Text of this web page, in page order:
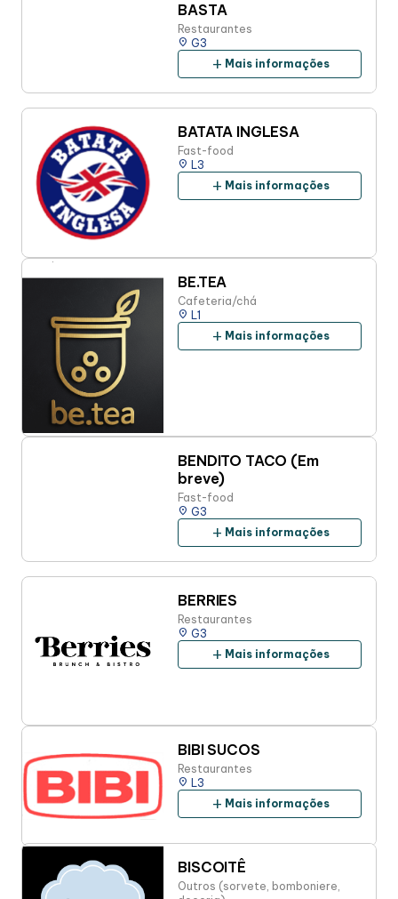
BASTA
Restaurantes
place G3
add Mais informações
BATATA INGLESA
Fast-food
place L3
add Mais informações
BE.TEA
Cafeteria/chá
place L1
add Mais informações
BENDITO TACO (Em
breve)
Fast-food
place G3
add Mais informações
BERRIES
Restaurantes
place G3
add Mais informações
BIBI SUCOS
Restaurantes
place L3
add Mais informações
BISCOITÊ
Outros (sorvete, bomboniere,